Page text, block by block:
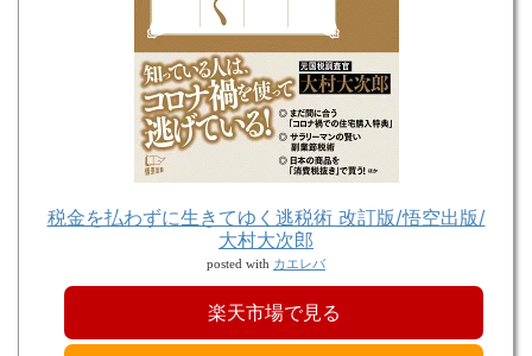
税金を払わずに生きてゆく逃税術 改訂版/悟空出版/
大村大次郎
posted with カエレバ
楽天市場で見る